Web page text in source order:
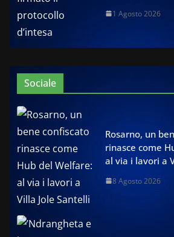
1 Agosto 2026
Sociale
Rosarno, un
rinasce come
al via i lavori a
8 Agosto 2026